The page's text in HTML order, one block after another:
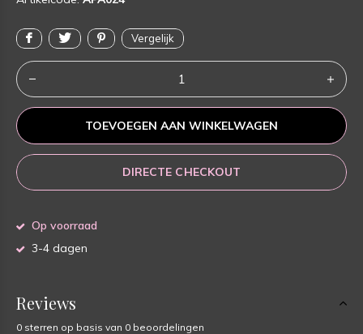
Vergelijk
TOEVOEGEN AAN WINKELWAGEN
DIRECTE CHECKOUT
Op voorraad
3-4 dagen
Reviews
0 sterren op basis van 0 beoordelingen